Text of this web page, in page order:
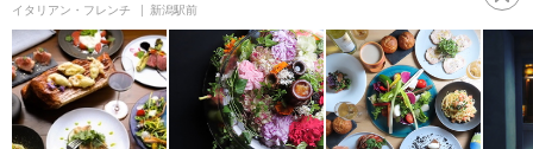
イタリアン・フレンチ 新潟駅前